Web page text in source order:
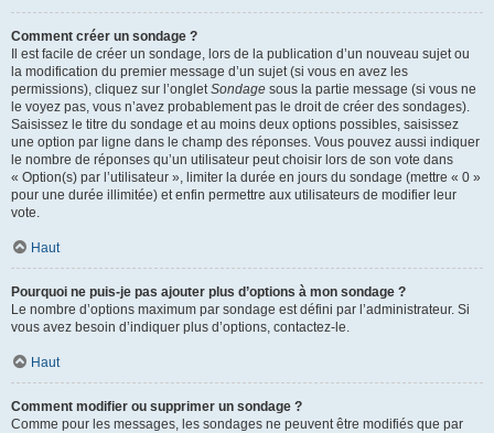
Comment créer un sondage ?
Il est facile de créer un sondage, lors de la publication d’un nouveau sujet ou
la modification du premier message d’un sujet (si vous en avez les
permissions), cliquez sur l’ongletSondage sous la partie message (si vous ne
le voyez pas, vous n’avez probablement pas le droit de créer des sondages).
Saisissez le titre du sondage et au moins deux options possibles, saisissez
une option par ligne dans le champ des réponses. Vous pouvez aussi indiquer
le nombre de réponses qu’un utilisateur peut choisir lors de son vote dans
« Option(s) par l’utilisateur », limiter la durée en jours du sondage (mettre « 0 »
pour une durée illimitée) et enfin permettre aux utilisateurs de modifier leur
vote.
Haut
Pourquoi ne puis-je pas ajouter plus d’options à mon sondage ?
Le nombre d’options maximum par sondage est défini par l’administrateur. Si
vous avez besoin d’indiquer plus d’options, contactez-le.
Haut
Comment modifier ou supprimer un sondage ?
Comme pour les messages, les sondages ne peuvent être modifiés que par